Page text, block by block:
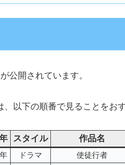
公開されています。
以下の順番で見ることをお
スタイル 作品名
ドラマ 使徒行者